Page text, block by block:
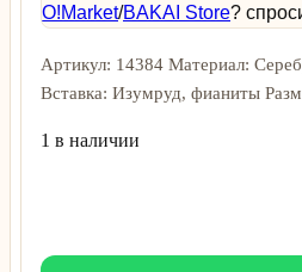
O!Market/BAKAI Store?
Артикул: 14384 Материал:
Вставка: Изумруд, фианиты
1 в наличии